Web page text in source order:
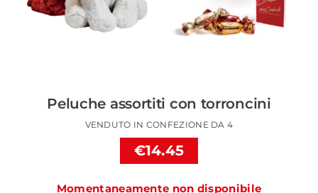
Peluche assortiti con torroncini
VENDUTO IN CONFEZIONE DA 4
€14.45
Momentaneamente non disponibile